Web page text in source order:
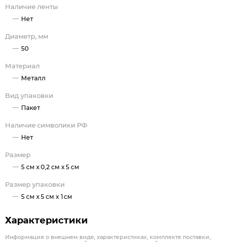
Наличие ленты
Нет
Диаметр, мм
50
Материал
Металл
Вид упаковки
Пакет
Наличие символики РФ
Нет
Размер
5 см x 0,2 см x 5 см
Размер упаковки
5 см x 5 см x 1 см
Характеристики
Информация о внешнем виде, характеристиках, комплекте поставки,